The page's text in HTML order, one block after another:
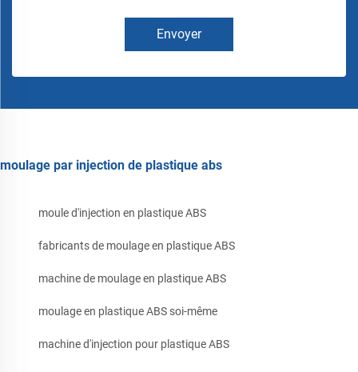
Envoyer
moulage par injection de plastique abs
moule d'injection en plastique ABS
fabricants de moulage en plastique ABS
machine de moulage en plastique ABS
moulage en plastique ABS soi-même
machine d'injection pour plastique ABS